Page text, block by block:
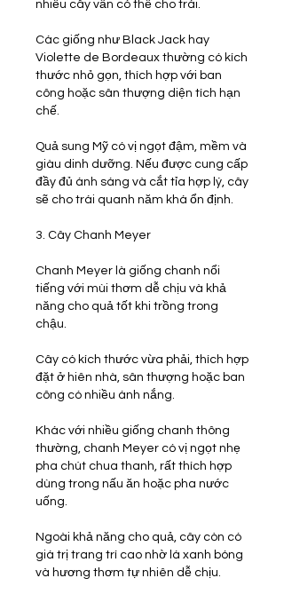
nhiều cây vẫn có thể cho trái.
Các giống như Black Jack hay
Violette de Bordeaux thường có kích
thước nhỏ gọn, thích hợp với ban
công hoặc sân thượng diện tích hạn
chế.
Quả sung Mỹ có vị ngọt đậm, mềm và
giàu dinh dưỡng. Nếu được cung cấp
đầy đủ ánh sáng và cắt tỉa hợp lý, cây
sẽ cho trái quanh năm khá ổn định.
3. Cây Chanh Meyer
Chanh Meyer là giống chanh nổi
tiếng với mùi thơm dễ chịu và khả
năng cho quả tốt khi trồng trong
chậu.
Cây có kích thước vừa phải, thích hợp
đặt ở hiên nhà, sân thượng hoặc ban
công có nhiều ánh nắng.
Khác với nhiều giống chanh thông
thường, chanh Meyer có vị ngọt nhẹ
pha chút chua thanh, rất thích hợp
dùng trong nấu ăn hoặc pha nước
uống.
Ngoài khả năng cho quả, cây còn có
giá trị trang trí cao nhờ lá xanh bóng
và hương thơm tự nhiên dễ chịu.